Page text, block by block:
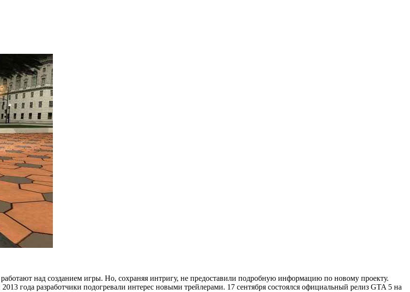
над созданием игры. Но, сохраняя интригу, не предоставили подробную информацию по новому проекту.
года разработчики подогревали интерес новыми трейлерами. 17 сентября состоялся официальный релиз GTA 5 на